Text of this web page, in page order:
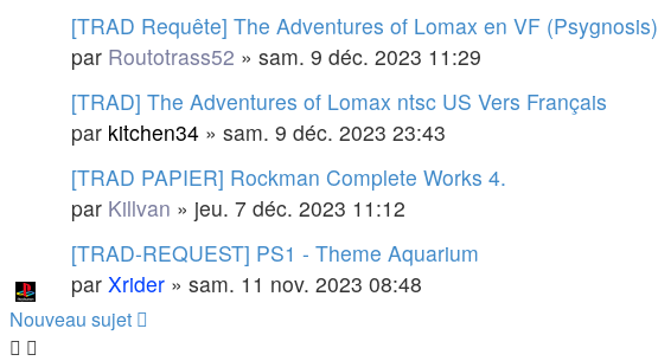
[TRAD Requête] The Adventures of Lomax en VF (Psygnosis)
par Routotrass52 » sam. 9 déc. 2023 11:29
[TRAD] The Adventures of Lomax ntsc US Vers Français
par kitchen34 » sam. 9 déc. 2023 23:43
[TRAD PAPIER] Rockman Complete Works 4.
par Killvan » jeu. 7 déc. 2023 11:12
[TRAD-REQUEST] PS1 - Theme Aquarium
par Xrider » sam. 11 nov. 2023 08:48
Nouveau sujet